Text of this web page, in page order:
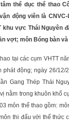
thể dục thể thao
động viên là
khu vực Thái Nguyên
vợt; môn Bóng bàn
tại các cụm VHTT
phát động; ngày 26/12/
Gang Thép Thái
nằm trong khuôn khổ
môn thể thao gồm:
thi đấu với thể thức